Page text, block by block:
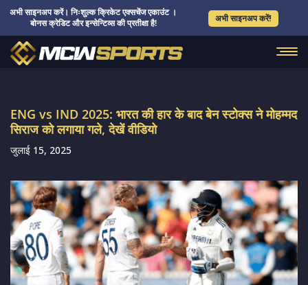
अभी साइनअप करें। निःशुल्क क्रिकेट एक्सचेंज एकाउंट ।
बोनस क्रेडिट और इन्सेन्टिव्स की प्रतीक्षा है!
अभी साइनअप करें!
ENG vs IND 2025: भारत की हार के बाद बेन स्टोक्स ने मोहम्मद
सिराज को लगाया गले, देखें वीडियो
जुलाई 15, 2025